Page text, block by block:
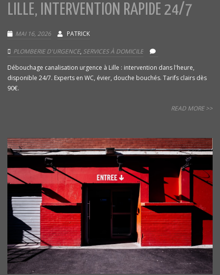
LILLE, INTERVENTION RAPIDE 24/7
MAI 16, 2026 PATRICK
PLOMBERIE D'URGENCE, SERVICES À DOMICILE
Débouchage canalisation urgence à Lille : intervention dans l'heure,
disponible 24/7. Experts en WC, évier, douche bouchés. Tarifs clairs dès
90€.
READ MORE >>